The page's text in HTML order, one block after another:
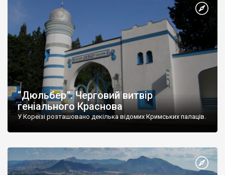
“Дюльбер”. Черговий витвір
геніального Краснова
У Кореїзі розташовано декілька відомих Кримських палаців.